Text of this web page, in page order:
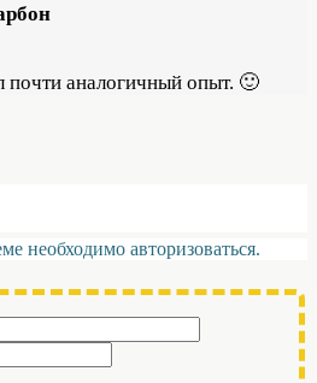
почти аналогичный опыт. 🙂
необходимо авторизоваться.